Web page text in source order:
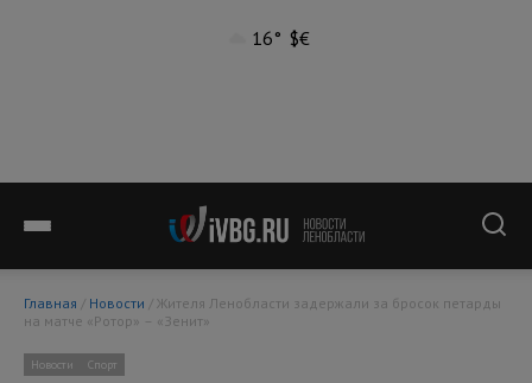
16° $€
Главная / Новости
на матче «Ротор» – «Зенит»
Новости Спорт